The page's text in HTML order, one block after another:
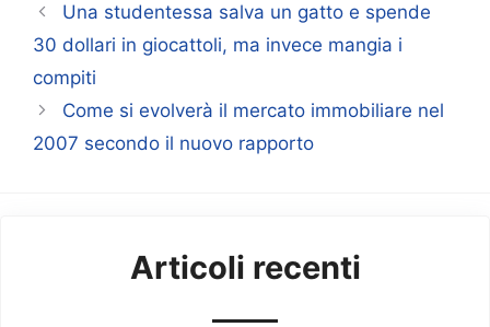
Una studentessa salva un gatto e spende
30 dollari in giocattoli, ma invece mangia i
compiti
Come si evolverà il mercato immobiliare nel
2007 secondo il nuovo rapporto
Articoli recenti